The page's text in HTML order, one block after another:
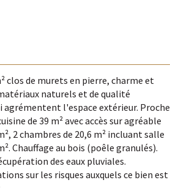
clos de murets en pierre, charme et
naturels et de qualité
agrémentent l'espace extérieur. Proche
de 39 m² avec accès sur agréable
2 chambres de 20,6 m² incluant salle
Chauffage au bois (poêle granulés).
des eaux pluviales.
sur les risques auxquels ce bien est